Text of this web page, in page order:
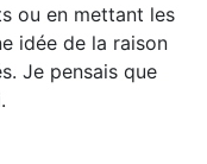
ou en mettant les
idée de la raison
Je pensais que